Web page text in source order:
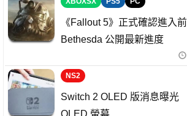
《Fallout 5》正式確認進入
Bethesda 公開最新進度
NS2
Switch 2 OLED 版消息曝
OLED 螢幕